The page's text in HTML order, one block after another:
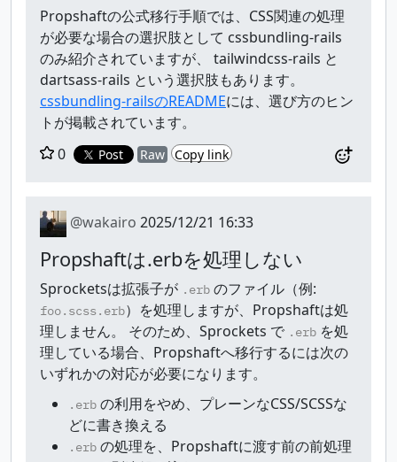
Propshaftの公式移行手順では、CSS関連の処理
が必要な場合の選択肢として cssbundling-rails
のみ紹介されていますが、 tailwindcss-rails と
dartsass-rails という選択肢もあります。
cssbundling-railsのREADMEには、選び方のヒン
トが掲載されています。
0
Post Raw Copy link
@wakairo 2025/12/21 16:33
Propshaftは.erbを処理しない
Sprocketsは拡張子が .erb のファイル（例:
foo.scss.erb）を処理しますが、Propshaftは処
理しません。 そのため、Sprockets で .erb を処
理している場合、Propshaftへ移行するには次の
いずれかの対応が必要になります。
.erb の利用をやめ、プレーンなCSS/SCSSな
どに書き換える
.erb の処理を、Propshaftに渡す前の前処理